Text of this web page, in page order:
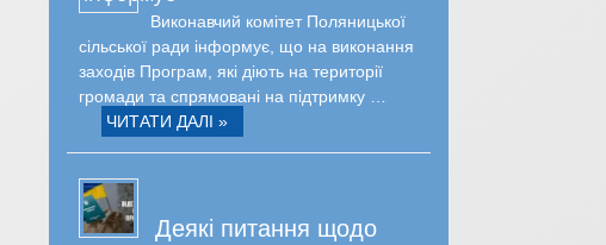
Виконавчий комітет Поляницької
сільської ради інформує, що на виконання
заходів Програм, які діють на території
громади та спрямовані на підтримку …
ЧИТАТИ ДАЛІ »
Деякі питання щодо